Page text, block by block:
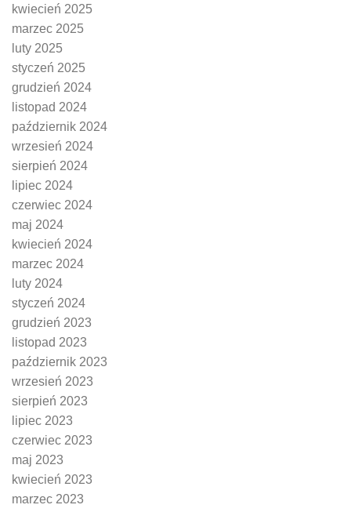
kwiecień 2025
marzec 2025
luty 2025
styczeń 2025
grudzień 2024
listopad 2024
październik 2024
wrzesień 2024
sierpień 2024
lipiec 2024
czerwiec 2024
maj 2024
kwiecień 2024
marzec 2024
luty 2024
styczeń 2024
grudzień 2023
listopad 2023
październik 2023
wrzesień 2023
sierpień 2023
lipiec 2023
czerwiec 2023
maj 2023
kwiecień 2023
marzec 2023